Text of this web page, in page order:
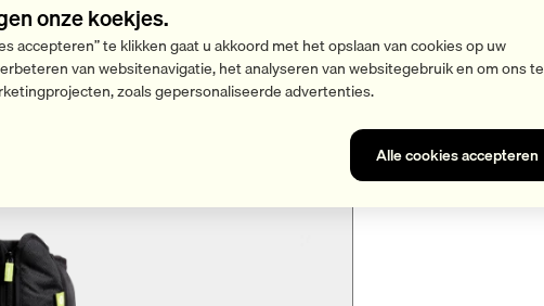
onze koekjes.
accepteren” te klikken gaat u akkoord met het opslaan van cookies op uw
van websitenavigatie, het analyseren van websitegebruik en om ons te
zoals gepersonaliseerde advertenties.
Alle cookies accepteren